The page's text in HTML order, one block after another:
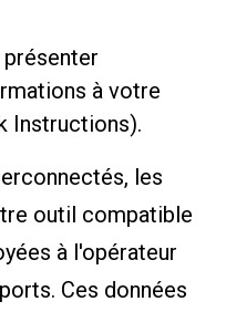
à votre
Instructions).
les
outil compatible
à l'opérateur
Ces données